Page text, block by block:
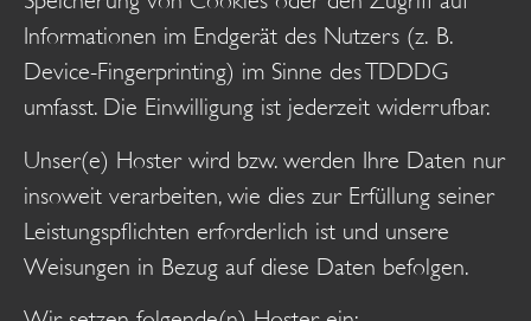
Informationen im Endgerät des Nutzers (z. B.
Device-Fingerprinting) im Sinne des TDDDG
umfasst. Die Einwilligung ist jederzeit widerrufbar.
Unser(e) Hoster wird bzw. werden Ihre Daten nur
insoweit verarbeiten, wie dies zur Erfüllung seiner
Leistungspflichten erforderlich ist und unsere
Weisungen in Bezug auf diese Daten befolgen.